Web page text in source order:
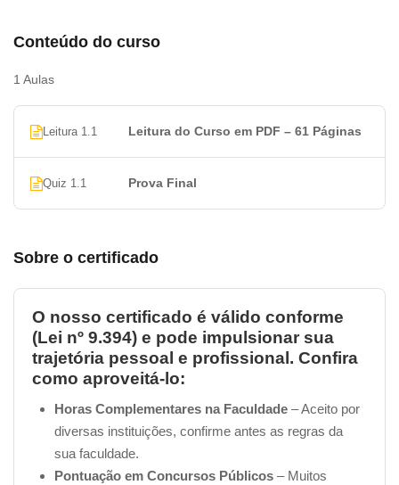
Conteúdo do curso
1 Aulas
Leitura 1.1 Leitura do Curso em PDF – 61 Páginas
Quiz 1.1 Prova Final
Sobre o certificado
O nosso certificado é válido conforme
(Lei nº 9.394) e pode impulsionar sua
trajetória pessoal e profissional. Confira
como aproveitá-lo:
Horas Complementares na Faculdade – Aceito por
diversas instituições, confirme antes as regras da
sua faculdade.
Pontuação em Concursos Públicos – Muitos